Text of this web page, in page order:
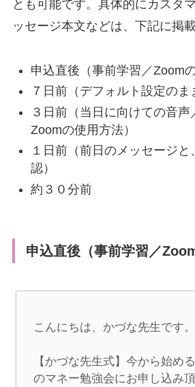
とも可能です。具体的にカスタ
ッセージ本文などは、下記に掲載
申込直後（事前学習／Zoom
７日前（デフォルト設定のま
３日前（当日に向けての音声
Zoomの使用方法）
１日前（前日のメッセージと
認）
約３０分前
申込直後（事前学習／
こんにちは、かづな先生です。
【かづな先生式】今から始め
のマネー勉強会にお申し込み